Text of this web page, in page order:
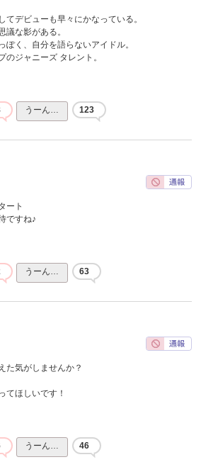
てデビューも早々にかなっている。
議な影がある。
ぽく、自分を語らないアイドル。
のジャニーズ タレント。
うーん… 123
ート
ですね♪
うーん… 63
た気がしませんか？
てほしいです！
うーん… 46